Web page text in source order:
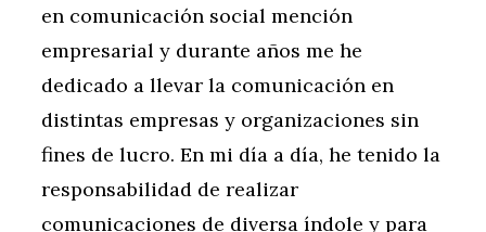
en comunicación social mención
empresarial y durante años me he
dedicado a llevar la comunicación en
distintas empresas y organizaciones sin
fines de lucro. En mi día a día, he tenido la
responsabilidad de realizar
comunicaciones de diversa índole y para